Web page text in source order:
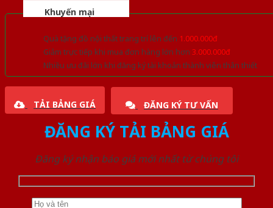
Khuyến mại
Quà tặng đồ nội thất trang trí lên đến 1.000.000đ
Giảm trực tiếp khi mua đơn hàng lớn hơn 3.000.000đ
Nhiều ưu đãi lớn khi đăng ký tài khoản thành viên thân thiết
TẢI BẢNG GIÁ ĐĂNG KÝ TƯ VẤN
ĐĂNG KÝ TẢI BẢNG GIÁ
Đăng ký nhận báo giá mới nhất từ chúng tôi